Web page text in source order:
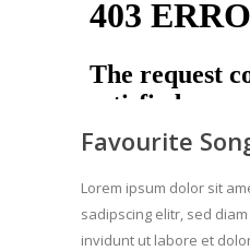
Favourite
Lorem ipsum dolor sit
sadipscing elitr, sed
invidunt ut labore et